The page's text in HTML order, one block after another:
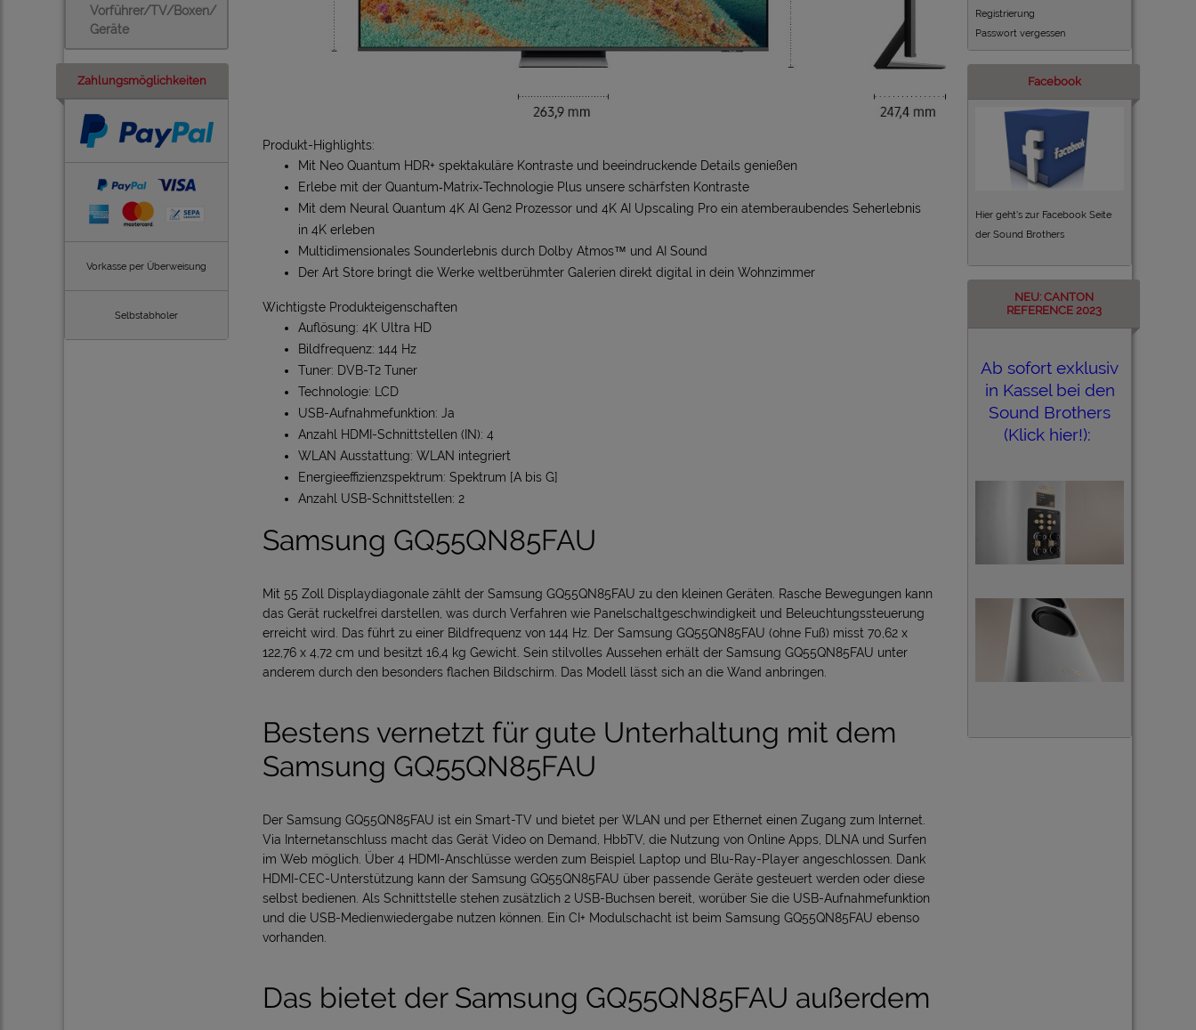
Vorführer/TV/Boxen/
Geräte
Zahlungsmöglichkeiten
Vorkasse per Überweisung
Selbstabholer
Produkt-Highlights:
Mit Neo Quantum HDR+ spektakuläre Kontraste und beeindruckende Details genießen
Erlebe mit der Quantum‑Matrix‑Technologie Plus unsere schärfsten Kontraste
Mit dem Neural Quantum 4K AI Gen2 Prozessor und 4K AI Upscaling Pro ein atemberaubendes Seherlebnis
in 4K erleben
Multidimensionales Sounderlebnis durch Dolby Atmos™ und AI Sound
Der Art Store bringt die Werke weltberühmter Galerien direkt digital in dein Wohnzimmer
Wichtigste Produkteigenschaften
Auflösung: 4K Ultra HD
Bildfrequenz: 144 Hz
Tuner: DVB-T2 Tuner
Technologie: LCD
USB-Aufnahmefunktion: Ja
Anzahl HDMI-Schnittstellen (IN): 4
WLAN Ausstattung: WLAN integriert
Energieeffizienzspektrum: Spektrum [A bis G]
Anzahl USB-Schnittstellen: 2
Samsung GQ55QN85FAU
Mit 55 Zoll Displaydiagonale zählt der Samsung GQ55QN85FAU zu den kleinen Geräten. Rasche Bewegungen kann
das Gerät ruckelfrei darstellen, was durch Verfahren wie Panelschaltgeschwindigkeit und Beleuchtungssteuerung
erreicht wird. Das führt zu einer Bildfrequenz von 144 Hz. Der Samsung GQ55QN85FAU (ohne Fuß) misst 70,62 x
122,76 x 4,72 cm und besitzt 16,4 kg Gewicht. Sein stilvolles Aussehen erhält der Samsung GQ55QN85FAU unter
anderem durch den besonders flachen Bildschirm. Das Modell lässt sich an die Wand anbringen.
Bestens vernetzt für gute Unterhaltung mit dem
Samsung GQ55QN85FAU
Der Samsung GQ55QN85FAU ist ein Smart-TV und bietet per WLAN und per Ethernet einen Zugang zum Internet.
Via Internetanschluss macht das Gerät Video on Demand, HbbTV, die Nutzung von Online Apps, DLNA und Surfen
im Web möglich. Über 4 HDMI-Anschlüsse werden zum Beispiel Laptop und Blu-Ray-Player angeschlossen. Dank
HDMI-CEC-Unterstützung kann der Samsung GQ55QN85FAU über passende Geräte gesteuert werden oder diese
selbst bedienen. Als Schnittstelle stehen zusätzlich 2 USB-Buchsen bereit, worüber Sie die USB-Aufnahmefunktion
und die USB-Medienwiedergabe nutzen können. Ein CI+ Modulschacht ist beim Samsung GQ55QN85FAU ebenso
vorhanden.
Das bietet der Samsung GQ55QN85FAU außerdem
Registrierung
Passwort vergessen
Facebook
Hier geht's zur Facebook Seite
der Sound Brothers
NEU: CANTON
REFERENCE 2023
Ab sofort exklusiv
in Kassel bei den
Sound Brothers
(Klick hier!):